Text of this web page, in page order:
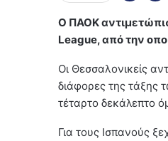
Ο ΠΑΟΚ
League, από την
Οι Θεσσαλονικείς
διάφορες της τάξης
τέταρτο δεκάλεπτο
Για τους Ισπανούς